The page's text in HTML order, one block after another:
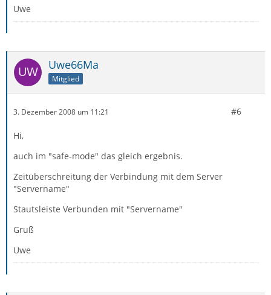
Uwe
Uwe66Ma
Mitglied
3. Dezember 2008 um 11:21 #6
Hi,
auch im "safe-mode" das gleich ergebnis.
Zeitüberschreitung der Verbindung mit dem Server
"Servername"
Stautsleiste Verbunden mit "Servername"
Gruß
Uwe